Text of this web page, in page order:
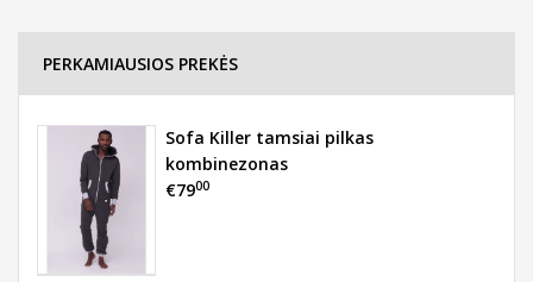
PERKAMIAUSIOS PREKĖS
Sofa Killer tamsiai pilkas
kombinezonas
€7900